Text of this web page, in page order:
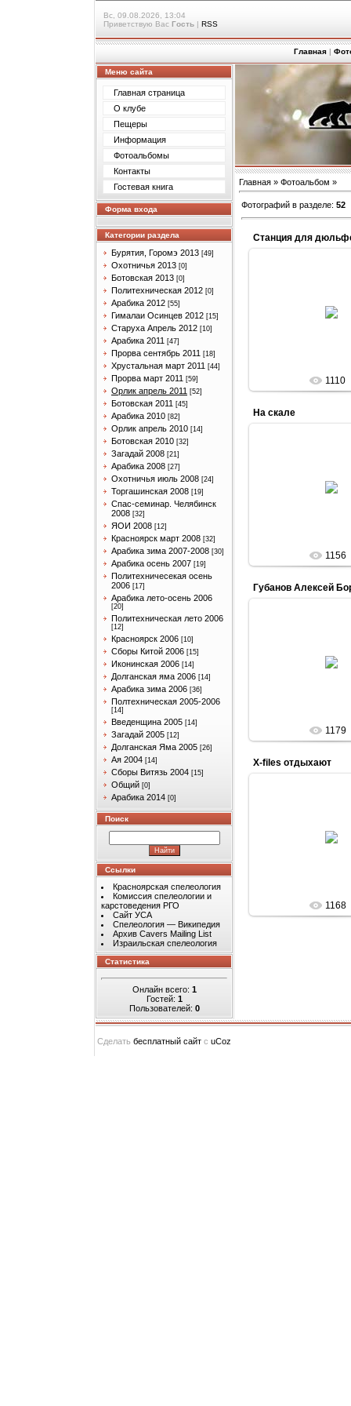
Вс, 09.08.2026, 13:04
Приветствую Вас Гость | RSS
Главная |
Меню сайта
Главная страница
О клубе
Пещеры
Информация
Фотоальбомы
Контакты
Гостевая книга
Форма входа
Категории раздела
Бурятия, Горомэ 2013 [49]
Охотничья 2013 [0]
Ботовская 2013 [0]
Политехническая 2012 [0]
Арабика 2012 [55]
Гималаи Осинцев 2012 [15]
Старуха Апрель 2012 [10]
Арабика 2011 [47]
Прорва сентябрь 2011 [18]
Хрустальная март 2011 [44]
Прорва март 2011 [59]
Орлик апрель 2011 [52]
Ботовская 2011 [45]
Арабика 2010 [82]
Орлик апрель 2010 [14]
Ботовская 2010 [32]
Загадай 2008 [21]
Арабика 2008 [27]
Охотничья июль 2008 [24]
Торгашинская 2008 [19]
Спас-семинар. Челябинск
2008 [32]
ЯОИ 2008 [12]
Красноярск март 2008 [32]
Арабика зима 2007-2008 [30]
Арабика осень 2007 [19]
Политехничесекая осень
2006 [17]
Арабика лето-осень 2006
[20]
Политехническая лето 2006
[12]
Красноярск 2006 [10]
Сборы Китой 2006 [15]
Иконинская 2006 [14]
Долганская яма 2006 [14]
Арабика зима 2006 [36]
Полтехническая 2005-2006
[14]
Введенщина 2005 [14]
Загадай 2005 [12]
Долганская Яма 2005 [26]
Ая 2004 [14]
Сборы Витязь 2004 [15]
Общий [0]
Арабика 2014 [0]
Поиск
Ссылки
Красноярская спелеология
Комиссия спелеологии и
карстоведения РГО
Сайт УСА
Спелеология — Википедия
Архив Cavers Mailing List
Израильская спелеология
Статистика
Онлайн всего: 1
Гостей: 1
Пользователей: 0
Главная » Фотоальбом »
Фотографий в разделе: 52
Станция для
1110
На скале
1156
Губанов Алексей
1179
X-files отдыхают
1168
Сделать бесплатный сайт с uCoz